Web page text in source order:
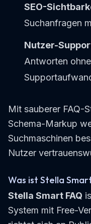
SEO-
Suchanfragen
Nutzer-
Antworten
Mit sauberer FAQ-
Schema-Markup
Suchmaschinen
Nutzer
Was ist Stella
Stella Smart FAQ
System mit Free-